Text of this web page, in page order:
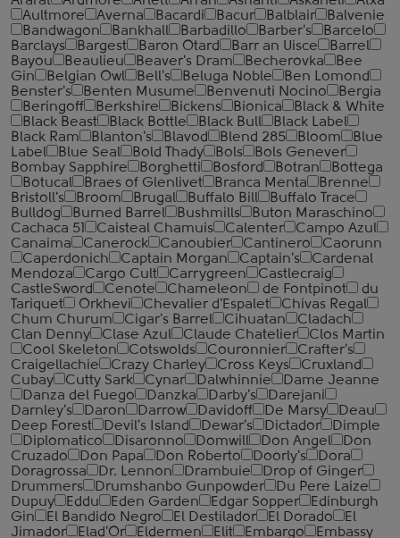
Aultmore
Averna Bacardi Bacur Balblair
Balvenie
Bandwagon
Bankhall Barbadillo Barber's
Barcelo
Barclays
Bargest Baron Otard Barr an Uisce
Barrel
Bayou
Beaulieu Beaver's Dram Becherovka
Bee
Gin
Belgian Owl Bell's Beluga Noble
Ben Lomond
Benster's
Benten Musume Benvenuti Nocino
Bergia
Beringoff
Berkshire Bickens Bionica
Black & White
Black Beast
Black Bottle Black Bull
Black Label
Black Ram
Blanton's Blavod Blend 285 Bloom
Blue
Label
Blue Seal Bold Thady Bols
Bols Genever
Bombay Sapphire
Borghetti Bosford Botran
Bottega
Botucal
Braes of Glenlivet Branca Menta
Brenne
Bristoll's
Broom Brugal Buffalo Bill
Buffalo Trace
Bulldog
Burned Barrel Bushmills
Buton Maraschino
Cachaca 51
Caisteal Chamuis Calenter
Campo Azul
Canaima
Canerock Canoubier Cantinero
Caorunn
Caperdonich
Captain Morgan Captain's
Cardenal
Mendoza
Cargo Cult Carrygreen
Castlecraig
CastleSword
Cenote Chameleon de Fontpinot
du
Tariquet
Orkhevi Chevalier d'Espalet
Chivas Regal
Chum Churum
Cigar's Barrel Cihuatan
Cladach
Clan Denny
Clase Azul Claude Chatelier
Clos Martin
Cool Skeleton
Cotswolds Couronnier
Crafter's
Craigellachie
Crazy Charley Cross Keys
Cruxland
Cubay
Cutty Sark Cynar Dalwhinnie
Dame Jeanne
Danza del Fuego
Danzka Darby's
Darejani
Darnley's
Daron Darrow Davidoff De Marsy
Deau
Deep Forest
Devil's Island Dewar's Dictador
Dimple
Diplomatico
Disaronno Domwill Don Angel
Don
Cruzado
Don Papa Don Roberto Doorly's
Dora
Doragrossa
Dr. Lennon Drambuie
Drop of Ginger
Drummers
Drumshanbo Gunpowder
Du Pere Laize
Dupuy
Eddu Eden Garden Edgar Sopper
Edinburgh
Gin
El Bandido Negro El Destilador El Dorado
El
Jimador
Elad'Or Eldermen Elit Embargo
Embassy